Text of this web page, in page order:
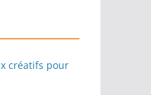
créatifs pour